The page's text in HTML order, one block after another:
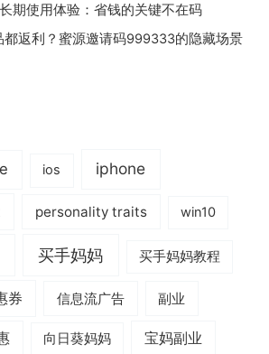
期使用体验：省钱的关键不在码
都返利？蜜源邀请码999333的隐藏场景
ios iphone
personality traits win10
买手妈妈 买手妈妈教程
券 信息流广告 副业
向日葵妈妈 宝妈副业